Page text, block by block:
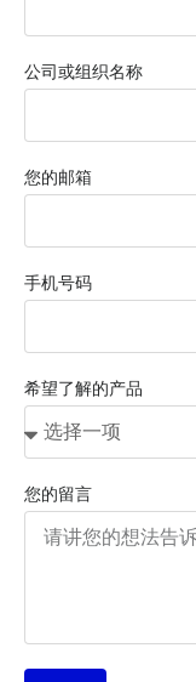
公司或组织名称
您的邮箱
手机号码
希望了解的产品
您的留言